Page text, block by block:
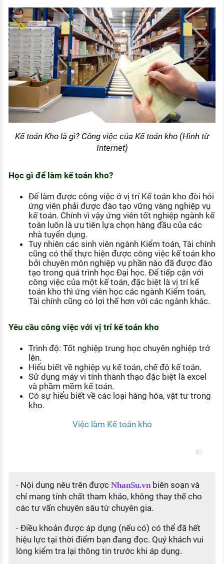
Kế toán Kho là gì? Công việc của Kế toán kho (Hình từ
Internet)
Học gì để làm kế toán kho?
Để làm được công việc ở vị trí Kế toán kho đòi hỏi
ứng viên phải được đào tạo vững vàng nghiệp vụ
kế toán. Chính vì vậy ứng viên tốt nghiệp ngành kế
toán luôn là ưu tiên lựa chọn hàng đầu của các
nhà tuyển dụng.
Tuy nhiên các sinh viên ngành Kiểm toán, Tài chính
cũng có thể thực hiện được công việc kế toán kho
bởi chuyên môn nghiệp vụ phần nào đã được đào
tạo trong quá trình học Đại học. Để tiếp cận với
công việc của một kế toán, đặc biệt là vị trí kế
toán kho thì ứng viên học các ngành Kiểm toán,
Tài chính cũng có lợi thế hơn với các ngành khác.
Yêu cầu công việc với vị trí kế toán kho
Trình độ: Tốt nghiệp trung học chuyên nghiệp trở
lên.
Hiểu biết về nghiệp vụ kế toán, chế độ kế toán.
Sử dụng máy vi tính thành thạo đặc biệt là excel
và phầm mềm kế toán.
Có sự hiểu biết về các loại hàng hóa, vật tư trong
kho.
Việc làm Kế toán kho
87
- Nội dung nêu trên được NhanSu.vnbiên soạn và
chỉ mang tính chất tham khảo, không thay thế cho
các tư vấn chuyên sâu từ chuyên gia.
- Điều khoản được áp dụng (nếu có) có thể đã hết
hiệu lực tại thời điểm bạn đang đọc. Quý khách vui
lòng kiểm tra lại thông tin trước khi áp dụng.